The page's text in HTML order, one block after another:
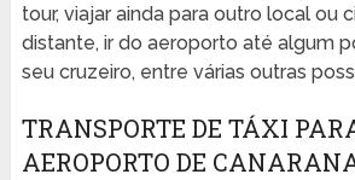
tour, viajar ainda para outro local ou
distante, ir do aeroporto até algum
seu cruzeiro, entre várias outras
TRANSPORTE DE TÁXI
AEROPORTO DE